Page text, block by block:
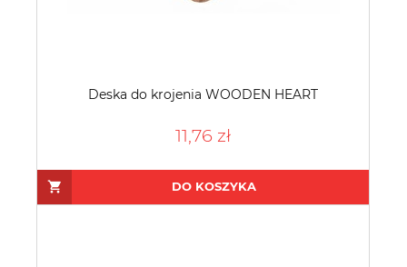
Deska do krojenia WOODEN HEART
11,76 zł
DO KOSZYKA